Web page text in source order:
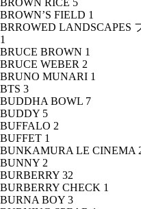
BROWN RICE 5
BROWN’S FIELD 1
BRROWED LANDSCAPES
1
BRUCE BROWN 1
BRUCE WEBER 2
BRUNO MUNARI 1
BTS 3
BUDDHA BOWL 7
BUDDY 5
BUFFALO 2
BUFFET 1
BUNKAMURA LE CINEMA
BUNNY 2
BURBERRY 32
BURBERRY CHECK 1
BURNA BOY 3